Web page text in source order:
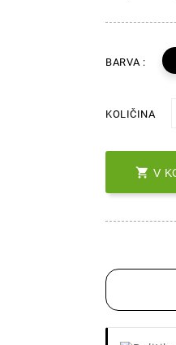
BARVA :
KOLIČINA
 V